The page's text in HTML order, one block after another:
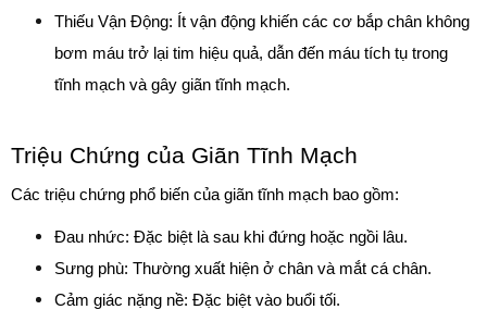
Thiếu Vận Động: Ít vận động khiến các cơ bắp chân không
bơm máu trở lại tim hiệu quả, dẫn đến máu tích tụ trong
tĩnh mạch và gây giãn tĩnh mạch.
Triệu Chứng của Giãn Tĩnh Mạch
Các triệu chứng phổ biến của giãn tĩnh mạch bao gồm:
Đau nhức: Đặc biệt là sau khi đứng hoặc ngồi lâu.
Sưng phù: Thường xuất hiện ở chân và mắt cá chân.
Cảm giác nặng nề: Đặc biệt vào buổi tối.